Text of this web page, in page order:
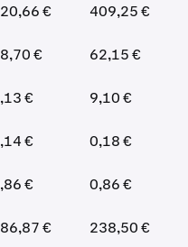
€ 409,25 €
€ 62,15 €
€ 9,10 €
€ 0,18 €
€ 0,86 €
€ 238,50 €